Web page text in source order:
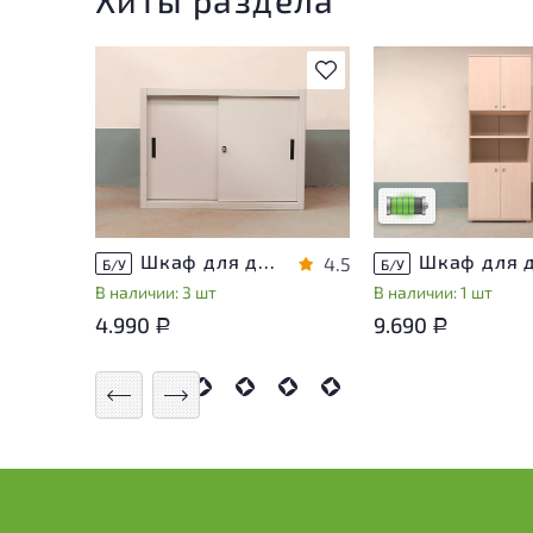
В избранное
Б/У Шкаф для документов Металл
В наличии: 3 шт
4.5
4.990 Р
незначительные
эксплуатации, не
использования
Низкая степень
Б/У
В наличии: 1 шт
9.690 Р